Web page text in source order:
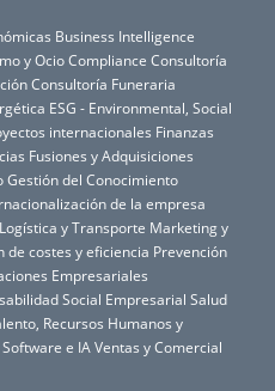
Business Intelligence
y OcioCompliance Consultoría
Consultoría Funeraria
ESG - Environmental, Social
internacionales Finanzas
Fusiones y Adquisiciones
Gestión del Conocimiento
de la empresa
Logística y Transporte Marketing y
de costes y eficiencia Prevención
Empresariales
Social Empresarial Salud
Recursos Humanos y
e IA Ventas y Comercial